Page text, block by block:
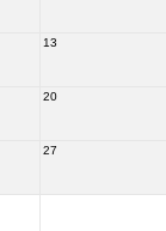
13
20
27